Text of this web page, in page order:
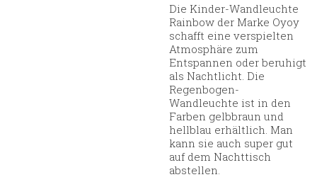
Die Kinder-Wandleuchte
Rainbow der Marke Oyoy
schafft eine verspielten
Atmosphäre zum
Entspannen oder beruhigt
als Nachtlicht. Die
Regenbogen-
Wandleuchte ist in den
Farben gelbbraun und
hellblau erhältlich. Man
kann sie auch super gut
auf dem Nachttisch
abstellen.